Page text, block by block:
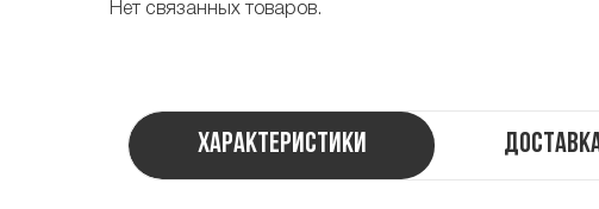
Нет связанных товаров.
Характеристики